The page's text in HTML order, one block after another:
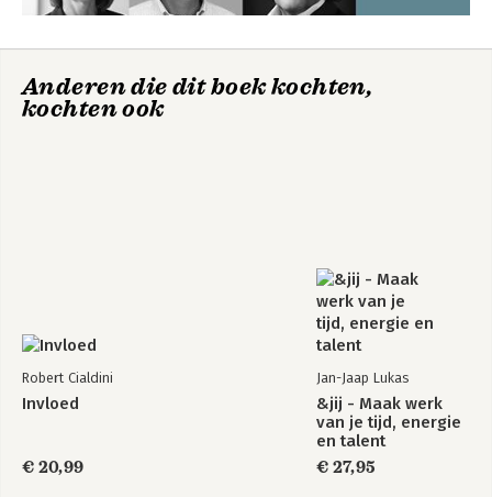
Bekijk alle boeken
Anderen die dit boek kochten,
kochten ook
Robert Cialdini
Invloed
€ 20,99
Jan-Jaap Lukas
&jij - Maak werk
van je tijd, energie
en talent
€ 27,95